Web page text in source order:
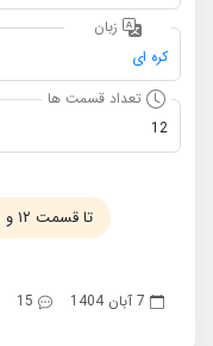
زبان
کره ای
تعداد قسمت ها
12
تا قسمت ۱۲ و زیرنویس تا قسمت ۱۲ اضافه شد
7 آبان 1404 15